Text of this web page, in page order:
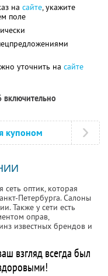
на сайте, укажите
поле
уточнить на сайте
включительно
купоном
сеть оптик, которая
Петербурга. Салоны
Также у сети есть
оправ,
известных брендов и
взгляд всегда был